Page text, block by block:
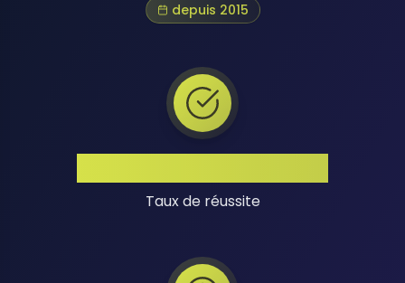
depuis 2015
Taux de réussite